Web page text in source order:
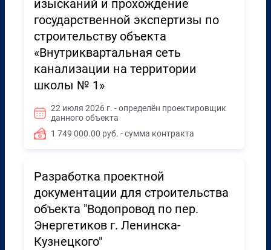
изысканий и прохождение
государственной экспертизы по
строительству объекта
«Внутриквартальная сеть
канализации на территории
школы № 1»
22 июля 2026 г. - определён проектировщик
данного объекта
1 749 000.00 руб. - сумма контракта
Разработка проектной
документации для строительства
объекта "Водопровод по пер.
Энергетиков г. Ленинска-
Кузнецкого"